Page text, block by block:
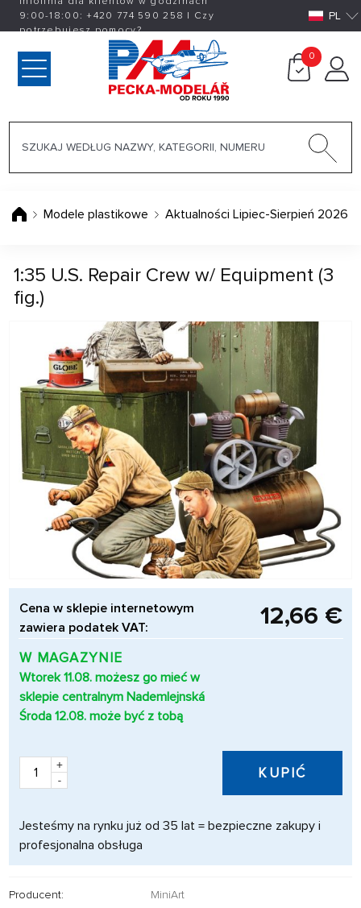
9:00-18:00:+420 774 590 258 | Czy
potrzebujesz pomocy?
PL
0
Modele plastikowe Aktualności Lipiec-Sierpień 2026
1:35 U.S. Repair Crew w/ Equipment (3
fig.)
Cena w sklepie internetowym
zawiera podatek VAT:
12,66 €
W MAGAZYNIE
Wtorek 11.08. możesz go mieć w
sklepie centralnym Nademlejnská
Środa 12.08. może być z tobą
+
-
KUPIĆ
Jesteśmy na rynku już od 35 lat = bezpieczne zakupy i
profesjonalna obsługa
Producent: MiniArt